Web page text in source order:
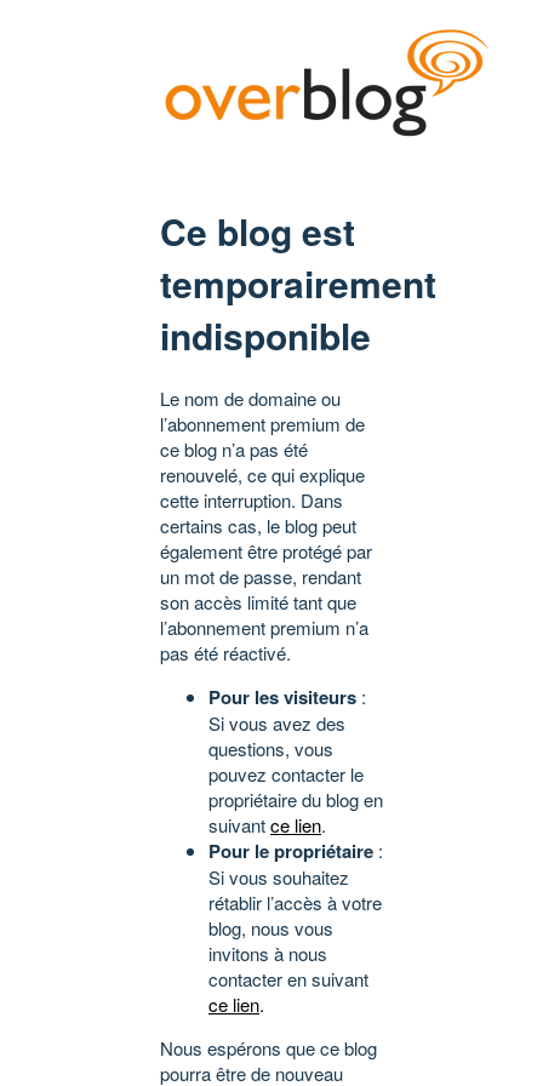
Ce blog est
temporairement
indisponible
Le nom de domaine ou
l’abonnement premium de
ce blog n’a pas été
renouvelé, ce qui explique
cette interruption. Dans
certains cas, le blog peut
également être protégé par
un mot de passe, rendant
son accès limité tant que
l’abonnement premium n’a
pas été réactivé.
Pour les visiteurs :
Si vous avez des
questions, vous
pouvez contacter le
propriétaire du blog en
suivantce lien.
Pour le propriétaire :
Si vous souhaitez
rétablir l’accès à votre
blog, nous vous
invitons à nous
contacter en suivant
ce lien.
Nous espérons que ce blog
pourra être de nouveau